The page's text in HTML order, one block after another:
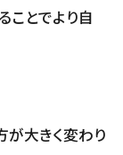
ことでより自
が大きく変わり